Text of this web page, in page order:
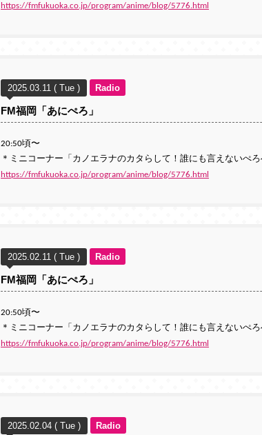
https://fmfukuoka.co.jp/program/anime/blog/5776.html
2025.03.11 ( Tue ) Radio
FM福岡「あにぺろ」
20:50頃〜
＊ミニコーナー「カノエラナのカタらして！誰にも言えないぺ
https://fmfukuoka.co.jp/program/anime/blog/5776.html
2025.02.11 ( Tue ) Radio
FM福岡「あにぺろ」
20:50頃〜
＊ミニコーナー「カノエラナのカタらして！誰にも言えないぺ
https://fmfukuoka.co.jp/program/anime/blog/5776.html
2025.02.04 ( Tue ) Radio